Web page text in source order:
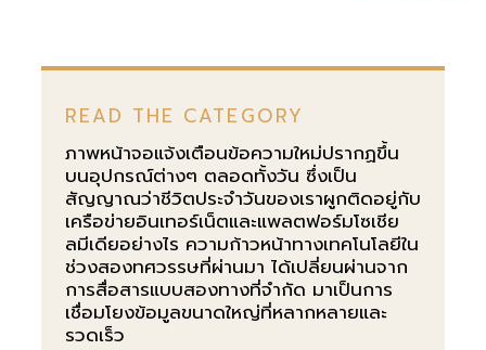
READ THE CATEGORY
ภาพหน้าจอแจ้งเตือนข้อความใหม่ปรากฏขึ้น
บนอุปกรณ์ต่างๆ ตลอดทั้งวัน ซึ่งเป็น
สัญญาณว่าชีวิตประจำวันของเราผูกติดอยู่กับ
เครือข่ายอินเทอร์เน็ตและแพลตฟอร์มโซเชีย
ลมีเดียอย่างไร ความก้าวหน้าทางเทคโนโลยีใน
ช่วงสองทศวรรษที่ผ่านมา ได้เปลี่ยนผ่านจาก
การสื่อสารแบบสองทางที่จำกัด มาเป็นการ
เชื่อมโยงข้อมูลขนาดใหญ่ที่หลากหลายและ
รวดเร็ว